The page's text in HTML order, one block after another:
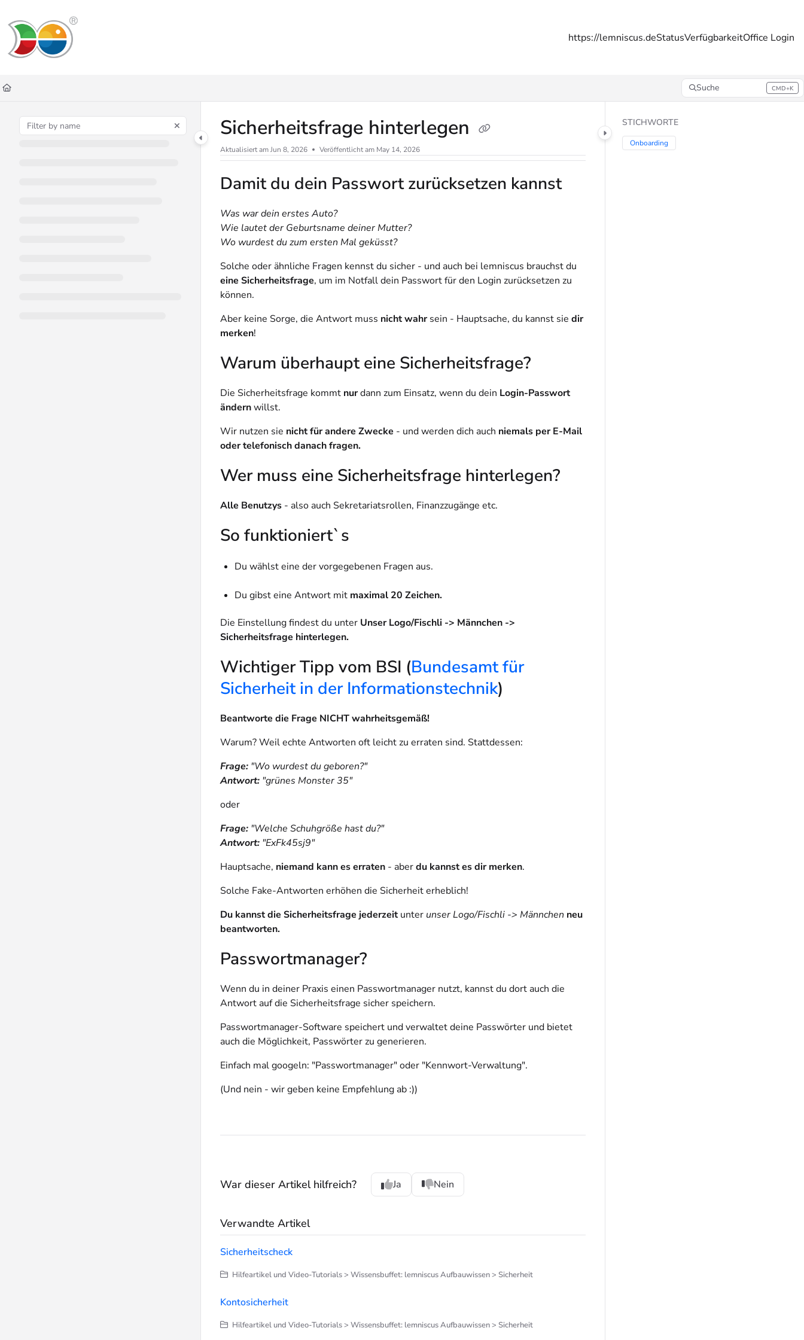
Fetch the complete documentation index at:
Use this file to discover all available pages before exploring further.
https://lemniscus.deStatusVerfügbarkeitOffice Login
Suche CMD+K
Press CMD+K to open search
Sicherheitsfrage hinterlegen
Aktualisiert amJun 8, 2026 Veröffentlicht am May 14, 2026
Damit du dein Passwort zurücksetzen kannst
Was war dein erstes Auto?
Wie lautet der Geburtsname deiner Mutter?
Wo wurdest du zum ersten Mal geküsst?
Solche oder ähnliche Fragen kennst du sicher - und auch bei lemniscus brauchst du
eine Sicherheitsfrage, um im Notfall dein Passwort für den Login zurücksetzen zu
können.
Aber keine Sorge, die Antwort muss nicht wahrsein - Hauptsache, du kannst sie dir
merken!
Warum überhaupt eine Sicherheitsfrage?
Die Sicherheitsfrage kommt nurdann zum Einsatz, wenn du dein Login-Passwort
ändernwillst.
Wir nutzen sie nicht für andere Zwecke - und werden dich auch niemals per E-Mail
oder telefonisch danach fragen.
Wer muss eine Sicherheitsfrage hinterlegen?
Alle Benutzys - also auch Sekretariatsrollen, Finanzzugänge etc.
So funktioniert`s
Du wählst eine der vorgegebenen Fragen aus.
Du gibst eine Antwort mit maximal 20 Zeichen.
Die Einstellung findest du unter Unser Logo/Fischli -> Männchen ->
Sicherheitsfrage hinterlegen.
Wichtiger Tipp vom BSI (Bundesamt für
Sicherheit in der Informationstechnik)
Beantworte die Frage NICHT wahrheitsgemäß!
Warum? Weil echte Antworten oft leicht zu erraten sind. Stattdessen:
Frage: "Wo wurdest du geboren?"
Antwort: "grünes Monster 35"
oder
Frage: "Welche Schuhgröße hast du?"
Antwort: "ExFk45sj9"
Hauptsache, niemand kann es erraten - aberdu kannst es dir merken.
Solche Fake-Antworten erhöhen die Sicherheit erheblich!
Du kannst die Sicherheitsfrage jederzeitunter unser Logo/Fischli -> Männchen neu
beantworten.
Passwortmanager?
Wenn du in deiner Praxis einen Passwortmanager nutzt, kannst du dort auch die
Antwort auf die Sicherheitsfrage sicher speichern.
Passwortmanager-Software speichert und verwaltet deine Passwörter und bietet
auch die Möglichkeit, Passwörter zu generieren.
Einfach mal googeln: "Passwortmanager" oder "Kennwort-Verwaltung".
(Und nein - wir geben keine Empfehlung ab :))
War dieser Artikel hilfreich? Ja Nein
Verwandte Artikel
Sicherheitscheck
Hilfeartikel und Video-Tutorials > Wissensbuffet: lemniscus Aufbauwissen > Sicherheit
Kontosicherheit
Hilfeartikel und Video-Tutorials > Wissensbuffet: lemniscus Aufbauwissen > Sicherheit
STICHWORTE
Onboarding